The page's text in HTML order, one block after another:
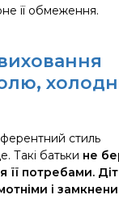
її обмеження.
стиль
Такі батьки не
її потребами.
і